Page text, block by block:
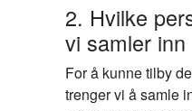
2. Hvilke
vi samler inn
For å kunne tilby
trenger vi å samle